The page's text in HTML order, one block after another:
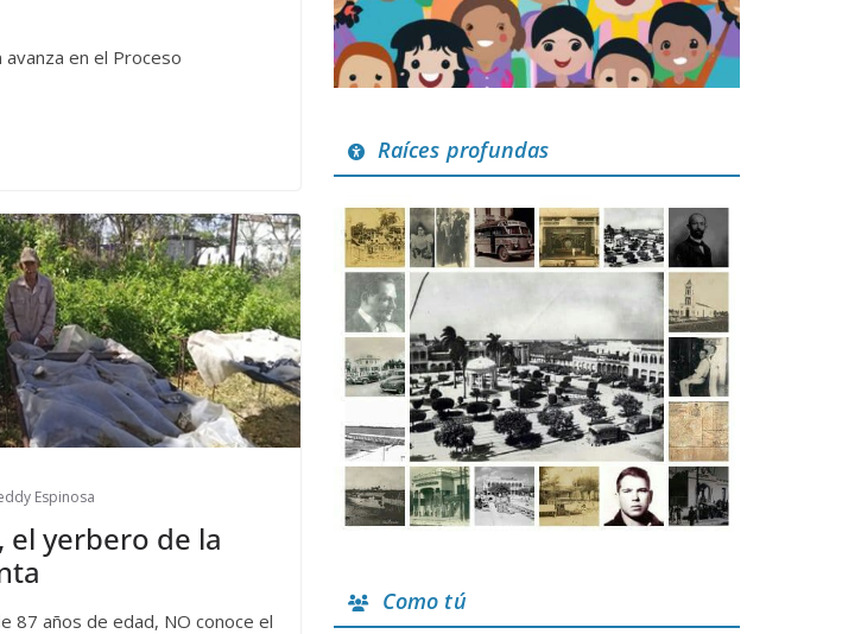
en el Proceso
Espinosa
el yerbero de la
87 años de edad, NO conoce el
Raíces profundas
Como tú